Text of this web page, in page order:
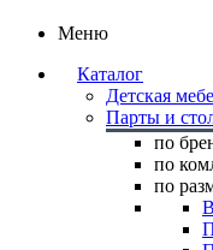
Меню
Каталог
Детская
Парты и
по
по
по